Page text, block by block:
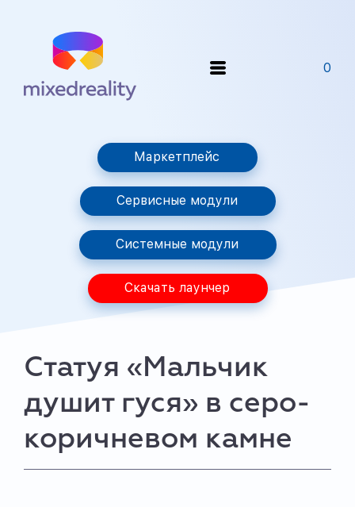
0
Маркетплейс
Сервисные модули
Системные модули
Скачать лаунчер
Статуя «Мальчик
душит гуся» в серо-
коричневом камне